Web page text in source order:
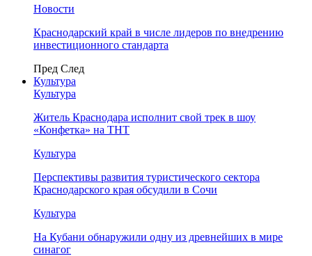
Новости
Краснодарский край в числе лидеров по внедрению
инвестиционного стандарта
Пред След
Культура
Культура
Житель Краснодара исполнит свой трек в шоу
«Конфетка» на ТНТ
Культура
Перспективы развития туристического сектора
Краснодарского края обсудили в Сочи
Культура
На Кубани обнаружили одну из древнейших в мире
синагог